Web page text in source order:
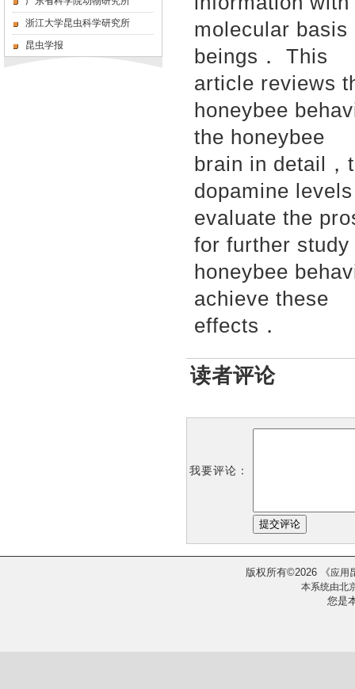
浙江大学昆虫科学研究所
昆虫学报
molecular
beings． This
article reviews
honeybee
the honeybee
brain in detail
dopamine
evaluate the
for further study
honeybee
achieve these
effects．
读者评论
我要评论：
版权所有©2026 《应用
本系统由北
您是